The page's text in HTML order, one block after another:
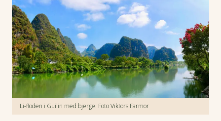
Li-floden i Guilin med bjerge. Foto Viktors Farmor